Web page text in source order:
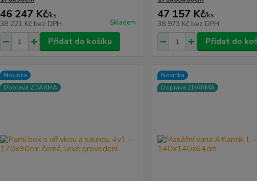
46 247 Kč/ks
38 221 Kč bez DPH Skladem
Přidat do košíku
47 157 Kč/ks
38 973 Kč bez DPH
Přidat do
Novinka
Doprava ZDARMA
Novinka
Doprava ZDARMA